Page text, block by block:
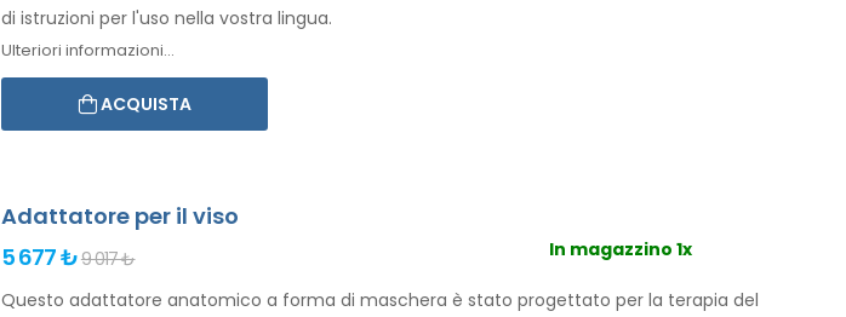
di istruzioni per l'uso nella vostra lingua.
Ulteriori informazioni...
ACQUISTA
Adattatore per il viso
5 677 ₺9 017 ₺ In magazzino 1x
Questo adattatore anatomico a forma di maschera è stato progettato per la terapia del